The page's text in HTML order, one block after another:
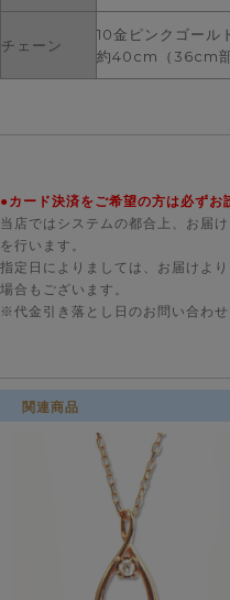
チェーン
10金ピンクゴール
約40cm（36cm部
●カード決済をご希望の方は必ずお
当店ではシステムの都合上、お届
を行います。
指定日によりましては、お届けよ
場合もございます。
※代金引き落とし日のお問い合わせ
関連商品